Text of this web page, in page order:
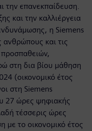
την επανεκπαίδευση.
και την καλλιέργεια
η Siemens
ανθρώπους και τις
προσπαθειών,
στη δια βίου μάθηση
(οικονομικό έτος
στη Siemens
27 ώρες ψηφιακής
τέσσερις ώρες
με το οικονομικό έτος